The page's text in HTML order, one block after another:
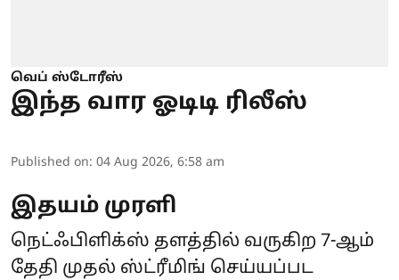
வெப் ஸ்டோரீஸ்
இந்த வார ஓடிடி ரிலீஸ்
Published on: 04 Aug 2026, 6:58 am
இதயம் முரளி
நெட்ஃபிளிக்ஸ் தளத்தில் வருகிற 7-ஆம்
தேதி முதல் ஸ்ட்ரீமிங் செய்யப்பட